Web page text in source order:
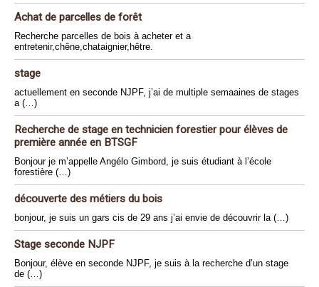
Achat de parcelles de forêt
Recherche parcelles de bois à acheter et a
entretenir,chêne,chataignier,hêtre.
stage
actuellement en seconde NJPF, j’ai de multiple semaaines de stages
a (…)
Recherche de stage en technicien forestier pour élèves de
première année en BTSGF
Bonjour je m’appelle Angélo Gimbord, je suis étudiant à l’école
forestière (…)
découverte des métiers du bois
bonjour, je suis un gars cis de 29 ans j’ai envie de découvrir la (…)
Stage seconde NJPF
Bonjour, élève en seconde NJPF, je suis à la recherche d’un stage
de (…)